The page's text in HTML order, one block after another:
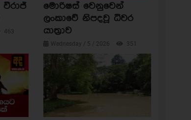
463
මොරිෂස් වෙනුවෙන්
ලංකාවේ නිපදවූ ධීවර
යාත්‍රාව
Wednesday / 5 / 2026 351